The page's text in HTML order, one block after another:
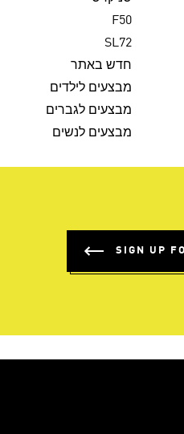
F50
SL72
חדש באתר
מבצעים לילדים
מבצעים לגברים
מבצעים לנשים
SIGN UP